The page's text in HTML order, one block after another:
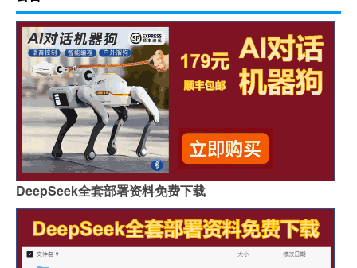
DeepSeek全套部署资料免费下载